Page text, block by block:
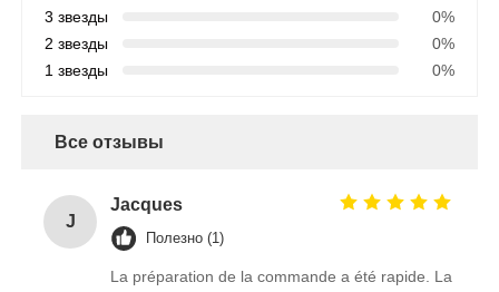
3 звезды
0%
2 звезды
0%
1 звезды
0%
Все отзывы
J
Jacques
Полезно (1)
La préparation de la commande a été rapide. La